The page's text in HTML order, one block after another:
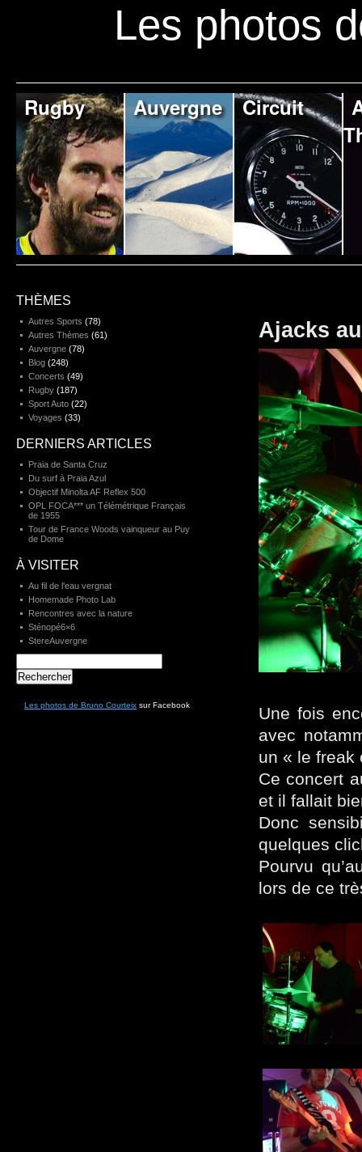
Les photos
Rugby Auvergne Circuit
Ajacks
Une fois
avec
un « le freak
Ce concert
et il fallait
Donc
quelques
Pourvu
lors de ce
THÈMES
Autres Sports (78)
Autres Thèmes (61)
Auvergne (78)
Blog (248)
Concerts (49)
Rugby (187)
Sport Auto (22)
Voyages (33)
DERNIERS ARTICLES
Praia de Santa Cruz
Du surf à Praia Azul
Objectif Minolta AF Reflex 500
OPL FOCA*** un Télémétrique Français
de 1955
Tour de France Woods vainqueur au Puy
de Dome
À VISITER
Au fil de l'eau vergnat
Homemade Photo Lab
Rencontres avec la nature
Sténopé6×6
StereAuvergne
Les photos de Bruno Courteix sur Facebook